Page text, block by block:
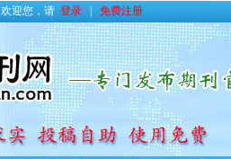
欢迎您，请 登录 免费注册